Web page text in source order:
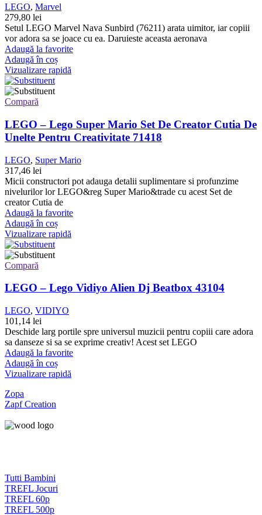
LEGO, Marvel
279,80 lei
Setul LEGO Marvel Nava Sunbird (76211) arata uimitor, iar copiii
vor adora sa se joace cu ea. Daruieste aceasta aeronava
Adaugă la favorite
Adaugă în coș
Vizualizare rapidă
Compară
LEGO – Lego Super Mario Set De Creator Cutia De
Unelte Pentru Creativitate 71418
LEGO, Super Mario
317,46 lei
Micii constructori pot adauga detalii suplimentare si profunzime
nivelurilor lor LEGO&reg Super Mario&trade cu acest Set de
creator Cutia de
Adaugă la favorite
Adaugă în coș
Vizualizare rapidă
Compară
LEGO – Lego Vidiyo Alien Dj Beatbox 43104
LEGO, VIDIYO
101,14 lei
Deschide larg portile spre universul muzicii pentru copiii care adora
sa danseze si sa se exprime creativ! Acest set LEGO
Adaugă la favorite
Adaugă în coș
Vizualizare rapidă
Zopa
Zapf Creation
Tutti Bambini
TREFL Jocuri
TREFL 60p
TREFL 500p